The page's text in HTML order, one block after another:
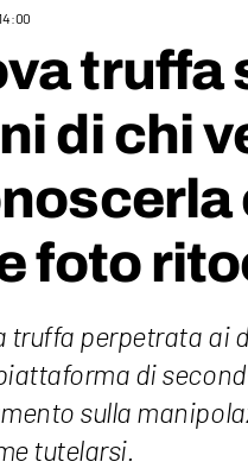
truffa
di chi
foto
truffa perpetrata ai
di
sulla
tutelarsi.